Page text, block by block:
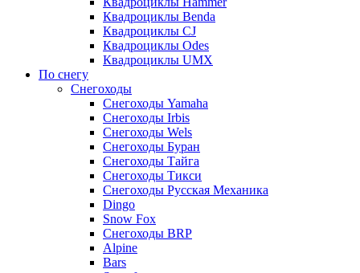
Квадроциклы Benda
Квадроциклы CJ
Квадроциклы Odes
Квадроциклы UMX
По снегу
Снегоходы
Снегоходы Yamaha
Снегоходы Irbis
Снегоходы Wels
Снегоходы Буран
Снегоходы Тайга
Снегоходы Тикси
Снегоходы Русская Механика
Dingo
Snow Fox
Снегоходы BRP
Alpine
Bars